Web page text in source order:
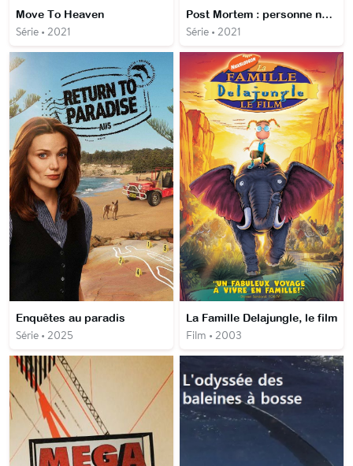
Move To Heaven
Série • 2021
Post Mortem : personne ne meurt à Skarnes
Série • 2021
Enquêtes au paradis
Série • 2025
La Famille Delajungle, le film
Film • 2003